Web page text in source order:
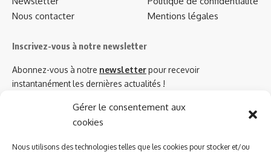
Gérer le consentement aux
cookies
Nous utilisons des technologies telles que les cookies pour stocker et/ou
Nous contacter
Mentions légales
Inscrivez-vous à notre newsletter
Abonnez-vous à notre newsletterpour recevoir
instantanément les dernières actualités !
Azinat.com TV soutient